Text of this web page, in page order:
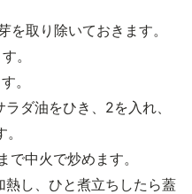
を取り除いておきます。
。
。
ダ油をひき、2を入れ、
で中火で炒めます。
し、ひと煮立ちしたら蓋